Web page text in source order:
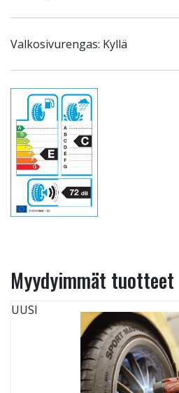
Valkosivurengas: Kyllä
Myydyimmät tuotteet
UUSI